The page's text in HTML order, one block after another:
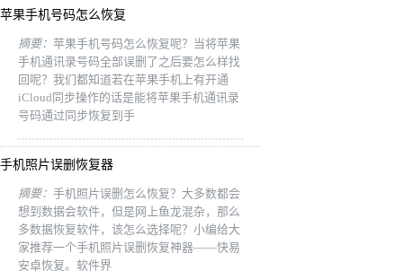
苹果手机号码怎么恢复
摘要： 苹果手机号码怎么恢复呢？当将苹果
手机通讯录号码全部误删了之后要怎么样找
回呢？我们都知道若在苹果手机上有开通
iCloud同步操作的话是能将苹果手机通讯录
号码通过同步恢复到手
手机照片误删恢复器
摘要： 手机照片误删怎么恢复？大多数都会
想到数据会软件，但是网上鱼龙混杂，那么
多数据恢复软件，该怎么选择呢？小编给大
家推荐一个手机照片误删恢复神器——快易
安卓恢复。软件界